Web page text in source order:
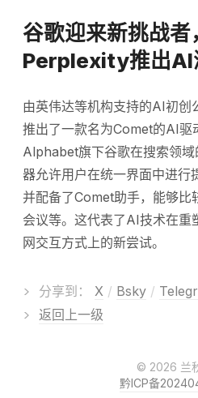
谷歌迎来新挑战
Perplexity推出AI
由英伟达等机构支持的AI初
推出了一款名为Comet的AI驱
Alphabet旗下谷歌在搜索领
器允许用户在统一界面中进行
并配备了Comet助手，能够比
会议等。这代表了AI技术在重
网交互方式上的新尝试。
> 分享到： X / Bsky /
> 返回上一级
© 2026 兰
黔ICP备